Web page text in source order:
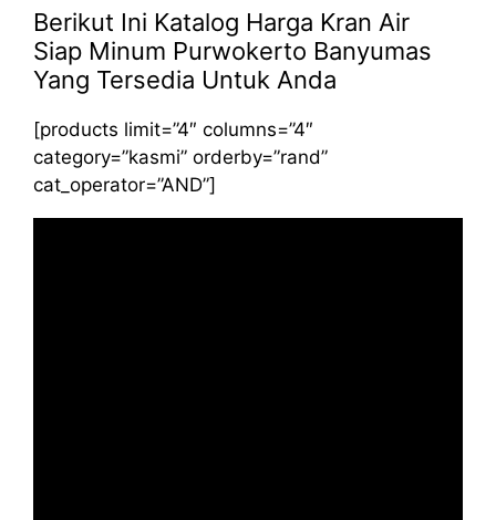
Berikut Ini Katalog Harga Kran Air
Siap Minum Purwokerto Banyumas
Yang Tersedia Untuk Anda
[products limit=”4″ columns=”4″
category=”kasmi” orderby=”rand”
cat_operator=”AND”]